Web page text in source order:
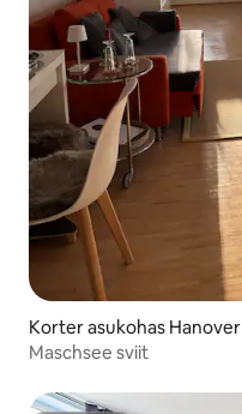
Korter asukohas Hanover
Maschsee sviit